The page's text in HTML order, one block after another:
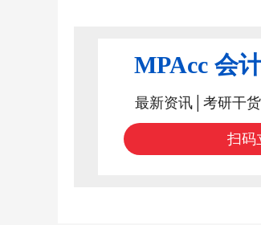
MPAcc 会
最新资讯│考研干
扫码